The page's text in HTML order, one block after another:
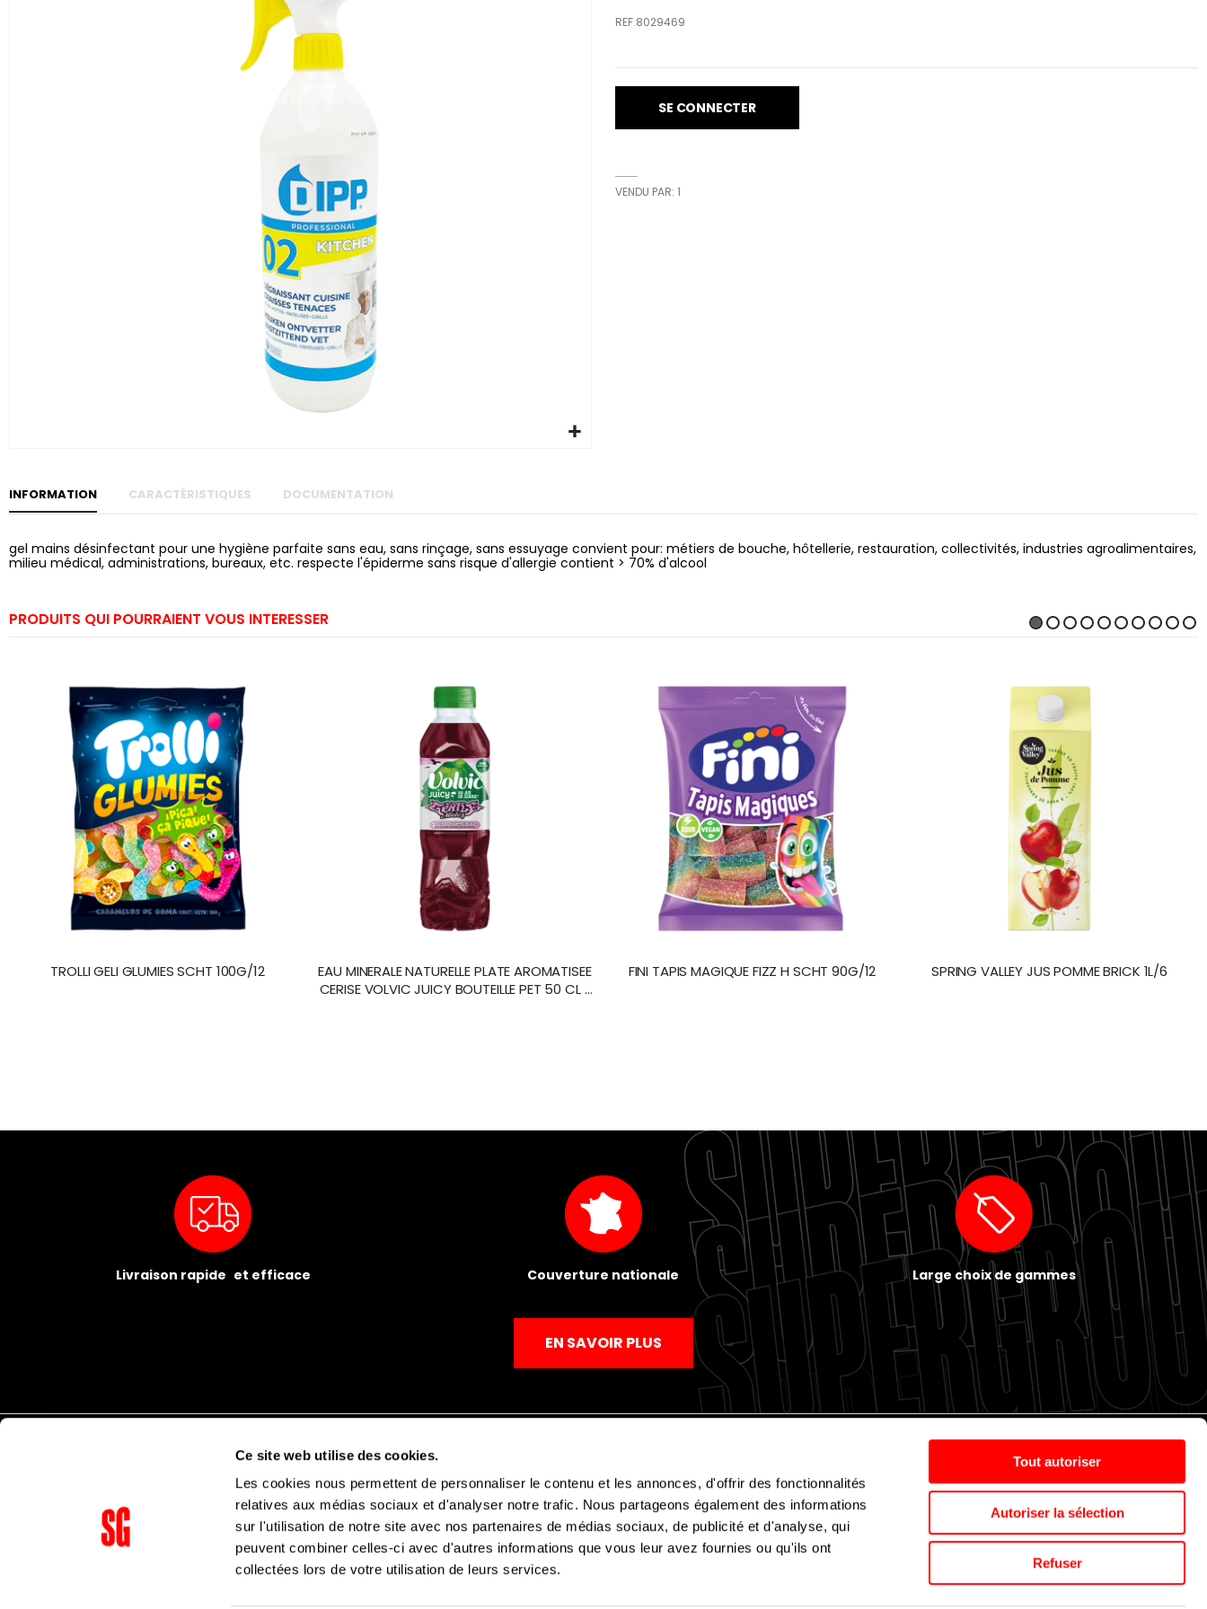
Ce site web utilise des cookies.
Les cookies nous permettent de personnaliser le contenu et les annonces, d'offrir des fonctionnalités
relatives aux médias sociaux et d'analyser notre trafic. Nous partageons également des informations
sur l'utilisation de notre site avec nos partenaires de médias sociaux, de publicité et d'analyse, qui
peuvent combiner celles-ci avec d'autres informations que vous leur avez fournies ou qu'ils ont
collectées lors de votre utilisation de leurs services.
Tout autoriser
Autoriser la sélection
Refuser
REF.8029469
SE CONNECTER
VENDU PAR: 1
INFORMATION
gel mains désinfectant pour une hygiène parfaite sans eau, sans rinçage, sans essuyage convient pour: métiers de bouche, hôtellerie, restauration, collectivités, industries agroalimentaires,
milieu médical, administrations, bureaux, etc. respecte l'épiderme sans risque d'allergie contient > 70% d'alcool
CARACTÉRISTIQUES DOCUMENTATION
PRODUITS QUI POURRAIENT VOUS INTERESSER
TROLLI GELI GLUMIES SCHT 100G/12
EAU MINERALE NATURELLE PLATE AROMATISEE
CERISE VOLVIC JUICY BOUTEILLE PET 50 CL /
FINI TAPIS MAGIQUE FIZZ H SCHT 90G/12 SPRING VALLEY JUS POMME BRICK 1L/6
Livraison rapide et efficace Couverture nationale Large choix de gammes
EN SAVOIR PLUS
Mentions légales Politique de confidentialité CGV Politique de cookies Nos agences Espace presse